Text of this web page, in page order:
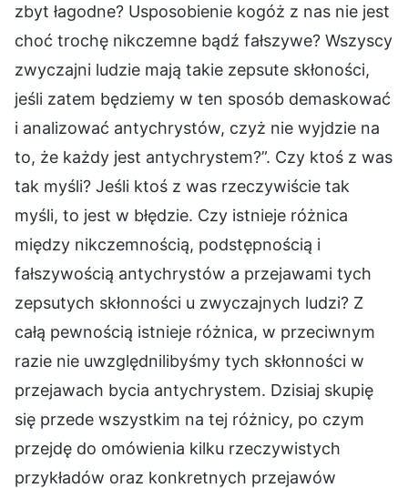
zbyt łagodne? Usposobienie kogóż z nas nie jest
choć trochę nikczemne bądź fałszywe? Wszyscy
zwyczajni ludzie mają takie zepsute skłoności,
jeśli zatem będziemy w ten sposób demaskować
i analizować antychrystów, czyż nie wyjdzie na
to, że każdy jest antychrystem?”. Czy ktoś z was
tak myśli? Jeśli ktoś z was rzeczywiście tak
myśli, to jest w błędzie. Czy istnieje różnica
między nikczemnością, podstępnością i
fałszywością antychrystów a przejawami tych
zepsutych skłonności u zwyczajnych ludzi? Z
całą pewnością istnieje różnica, w przeciwnym
razie nie uwzględnilibyśmy tych skłonności w
przejawach bycia antychrystem. Dzisiaj skupię
się przede wszystkim na tej różnicy, po czym
przejdę do omówienia kilku rzeczywistych
przykładów oraz konkretnych przejawów